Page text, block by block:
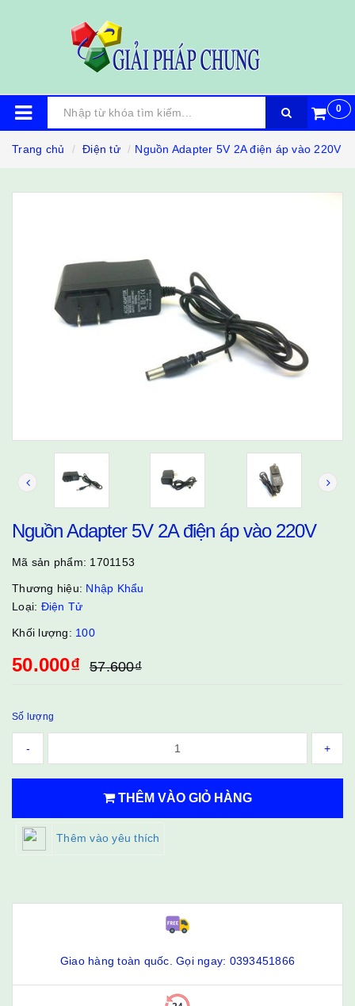
0
Trang chủ Điện tử Nguồn Adapter 5V 2A điện áp vào 220V
Nguồn Adapter 5V 2A điện áp vào 220V
Mã sản phẩm: 1701153
Thương hiệu: Nhập Khẩu
Loại: Điện Tử
Khối lượng: 100
50.000₫ 57.600₫
Số lượng
- +
THÊM VÀO GIỎ HÀNG
Thêm vào yêu thích
Giao hàng toàn quốc. Gọi ngay: 0393451866